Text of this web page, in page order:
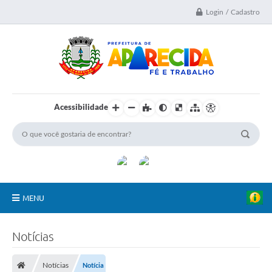
Login / Cadastro
Acessibilidade
MENU
Notícias
Notícias Notícia